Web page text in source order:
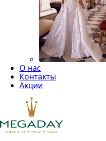
О нас
Контакты
Акции